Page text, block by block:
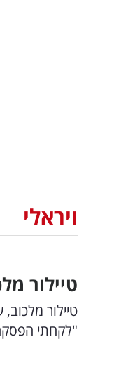
ויראלי
טיילור
טיילור
"לקחתי